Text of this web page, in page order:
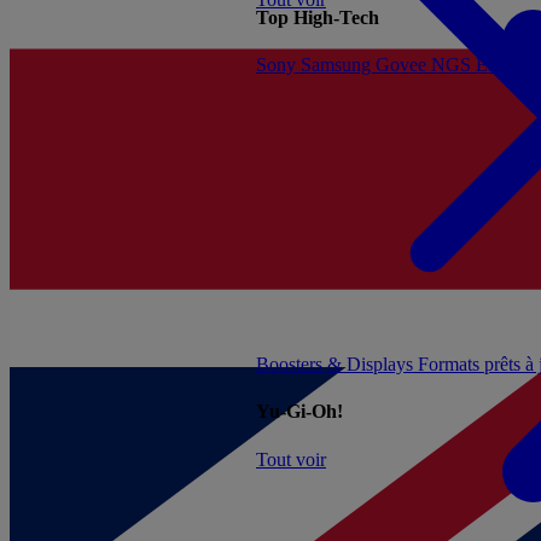
Boosters & Displays Formats prêts
Yu-Gi-Oh!
Tout voir
Top High-Tech
Sony Samsung Govee NGS Energy